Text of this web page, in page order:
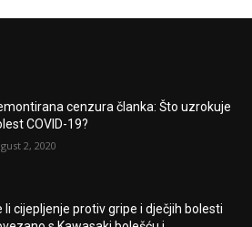
cenzura članka: Što uzrokuje
COVID-19?
2, 2020
li cijepljenje protiv gripe i dječjih bolesti